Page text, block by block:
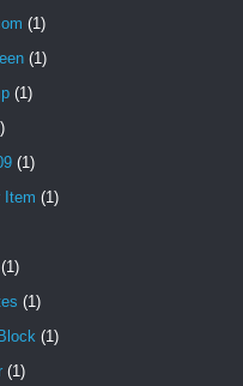
(1)
(1)
(1)
(1)
Item (1)
(1)
(1)
(1)
(1)